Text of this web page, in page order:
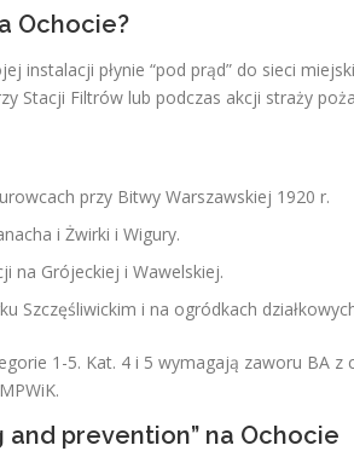
Ochocie?
instalacji płynie “pod prąd” do sieci
Stacji Filtrów lub podczas akcji straży
przy Bitwy Warszawskiej 1920 r.
i Żwirki i Wigury.
na Grójeckiej i Wawelskiej.
Szczęśliwickim i na ogródkach
1-5. Kat. 4 i 5 wymagają zaworu BA
and prevention” na Ochocie